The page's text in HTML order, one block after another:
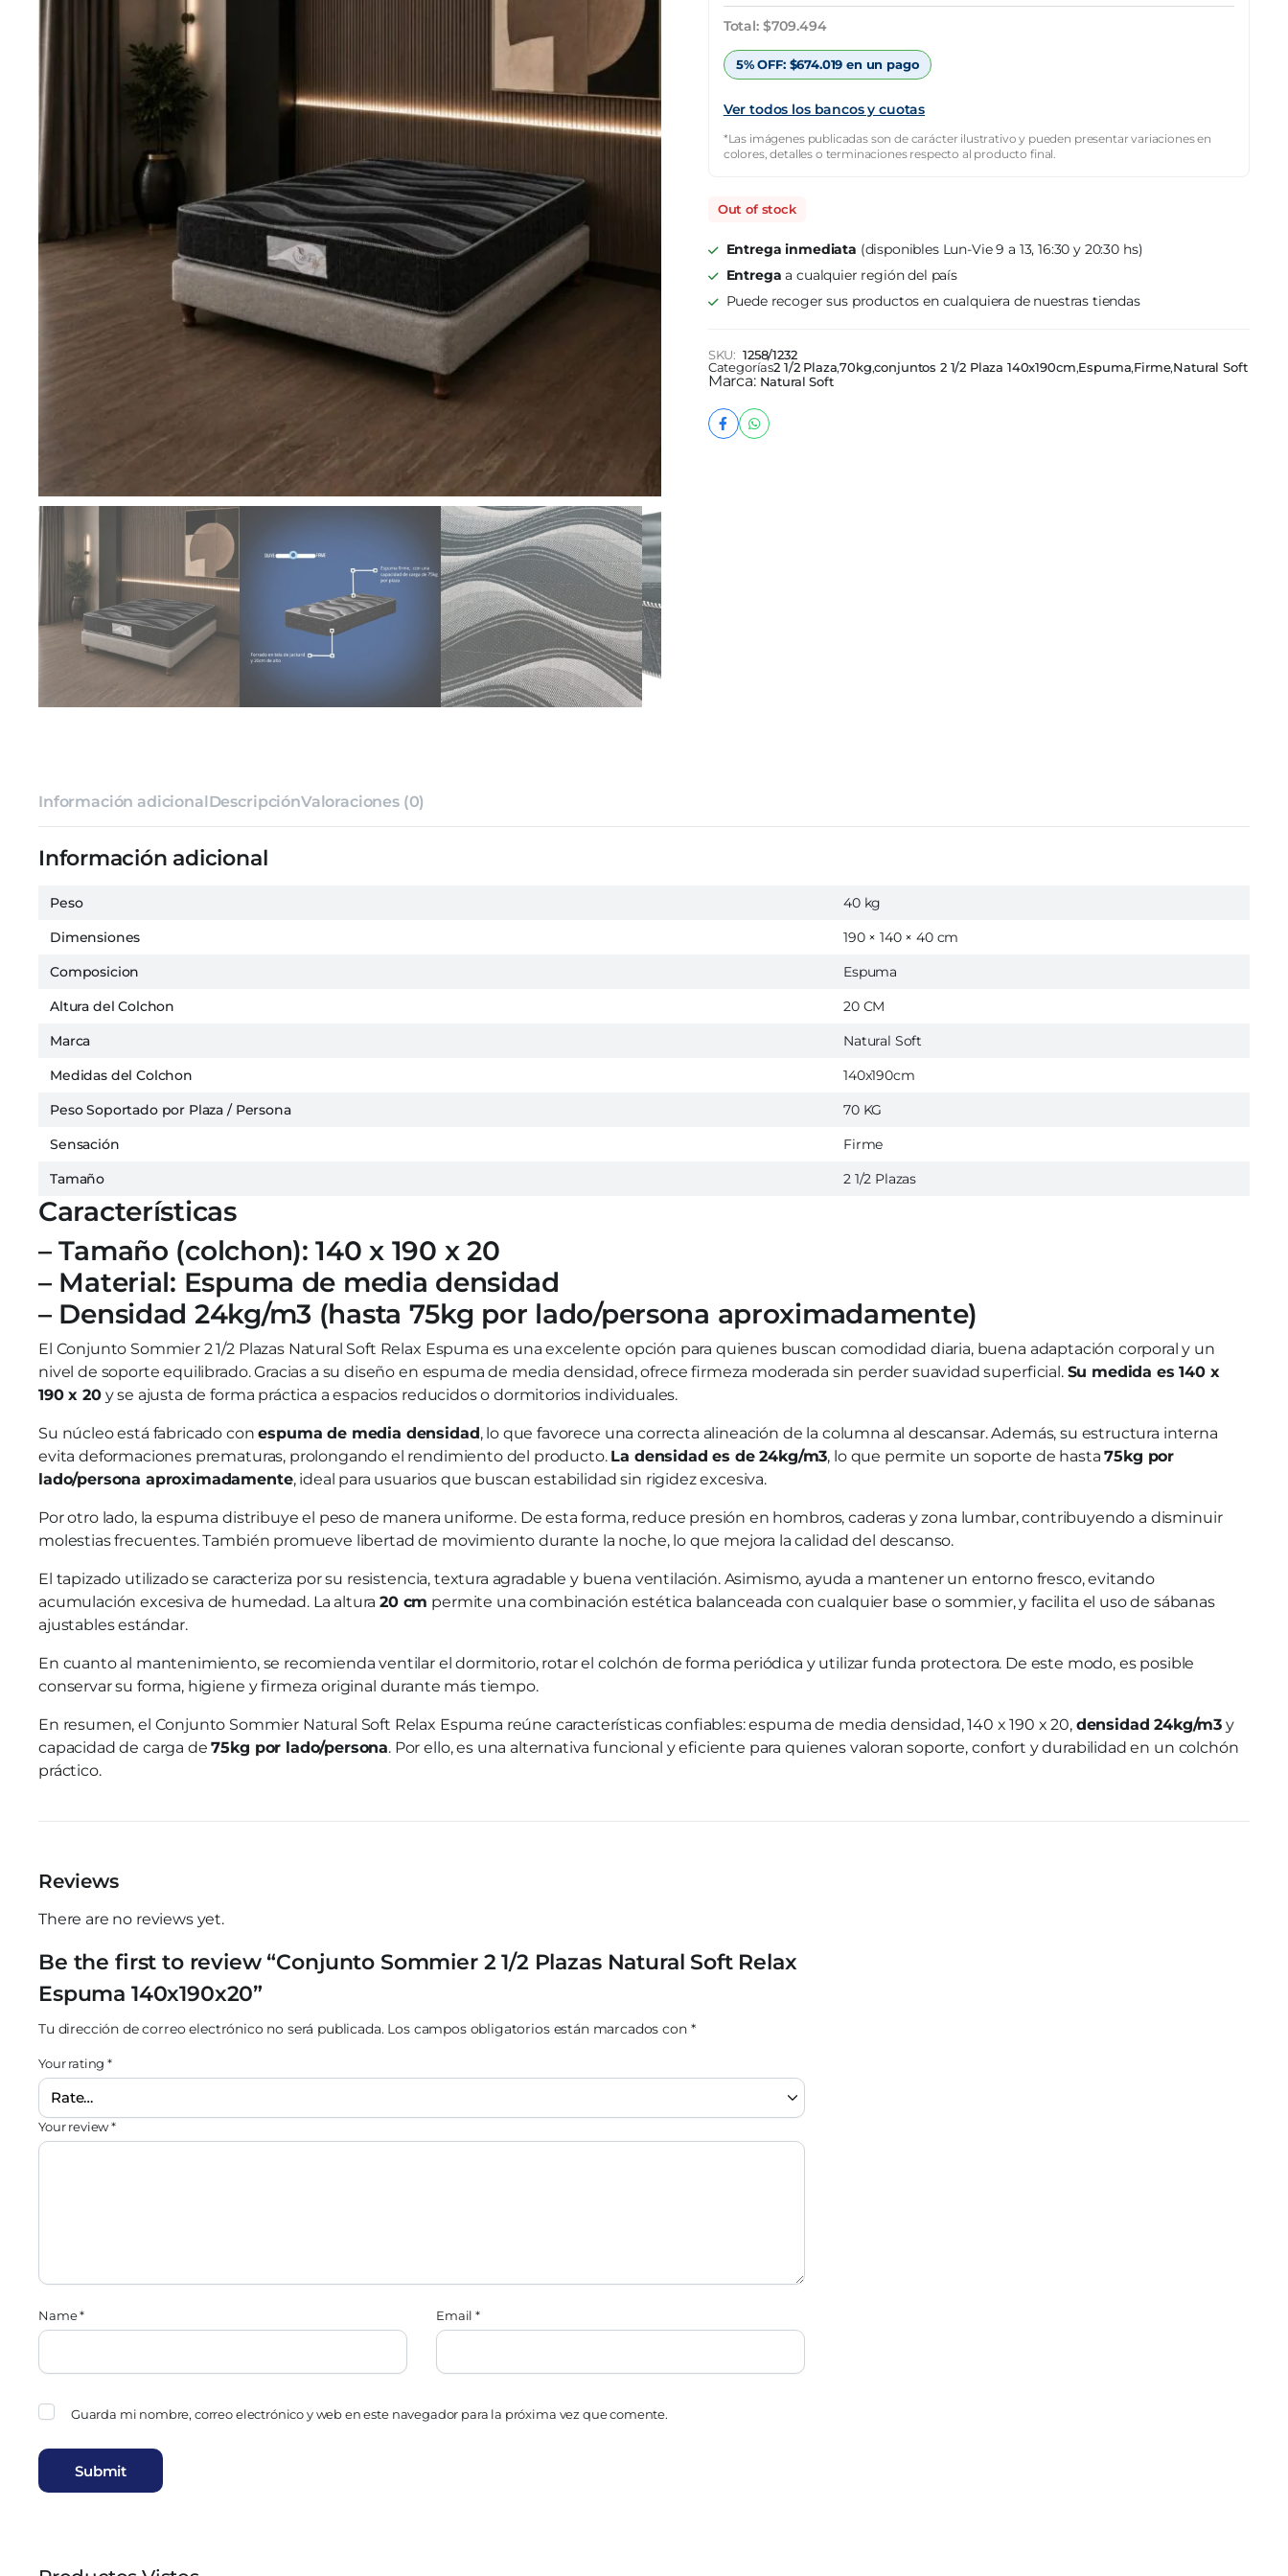
era:
$2.027.127.
es:
$709.494.
Total: $709.494
5% OFF: $674.019 en un pago
Ver todos los bancos y cuotas
*Las imágenes publicadas son de carácter ilustrativo y pueden presentar variaciones en
colores, detalles o terminaciones respecto al producto final.
Out of stock
Entrega inmediata (disponibles Lun-Vie 9 a 13, 16:30 y 20:30 hs)
Entrega a cualquier región del país
Puede recoger sus productos en cualquiera de nuestras tiendas
SKU: 1258/1232
Categorías2 1/2 Plaza,70kg,conjuntos 2 1/2 Plaza 140x190cm,Espuma,Firme,Natural Soft
Marca: Natural Soft
Información adicionalDescripciónValoraciones (0)
Información adicional
Peso
40 kg
Dimensiones
190 × 140 × 40 cm
Composicion
Espuma
Altura del Colchon
20 CM
Marca
Natural Soft
Medidas del Colchon
140x190cm
Peso Soportado por Plaza / Persona
70 KG
Sensación
Firme
Tamaño
2 1/2 Plazas
Características
– Tamaño (colchon): 140 x 190 x 20
– Material: Espuma de media densidad
– Densidad 24kg/m3 (hasta 75kg por lado/persona aproximadamente)
El Conjunto Sommier 2 1/2 Plazas Natural Soft Relax Espuma es una excelente opción para quienes buscan comodidad diaria, buena adaptación corporal y un
nivel de soporte equilibrado. Gracias a su diseño en espuma de media densidad, ofrece firmeza moderada sin perder suavidad superficial. Su medida es 140 x
190 x 20y se ajusta de forma práctica a espacios reducidos o dormitorios individuales.
Su núcleo está fabricado conespuma de media densidad, lo que favorece una correcta alineación de la columna al descansar. Además, su estructura interna
evita deformaciones prematuras, prolongando el rendimiento del producto. La densidad es de 24kg/m3, lo que permite un soporte de hasta75kg por
lado/persona aproximadamente, ideal para usuarios que buscan estabilidad sin rigidez excesiva.
Por otro lado, la espuma distribuye el peso de manera uniforme. De esta forma, reduce presión en hombros, caderas y zona lumbar, contribuyendo a disminuir
molestias frecuentes. También promueve libertad de movimiento durante la noche, lo que mejora la calidad del descanso.
El tapizado utilizado se caracteriza por su resistencia, textura agradable y buena ventilación. Asimismo, ayuda a mantener un entorno fresco, evitando
acumulación excesiva de humedad. La altura20 cm permite una combinación estética balanceada con cualquier base o sommier, y facilita el uso de sábanas
ajustables estándar.
En cuanto al mantenimiento, se recomienda ventilar el dormitorio, rotar el colchón de forma periódica y utilizar funda protectora. De este modo, es posible
conservar su forma, higiene y firmeza original durante más tiempo.
En resumen, el Conjunto Sommier Natural Soft Relax Espuma reúne características confiables: espuma de media densidad, 140 x 190 x 20, densidad 24kg/m3 y
capacidad de carga de75kg por lado/persona. Por ello, es una alternativa funcional y eficiente para quienes valoran soporte, confort y durabilidad en un colchón
práctico.
Reviews
There are no reviews yet.
Be the first to review “Conjunto Sommier 2 1/2 Plazas Natural Soft Relax
Espuma 140x190x20”
Tu dirección de correo electrónico no será publicada. Los campos obligatorios están marcados con *
Your rating*
Your review*
Name* Email*
Guarda mi nombre, correo electrónico y web en este navegador para la próxima vez que comente.